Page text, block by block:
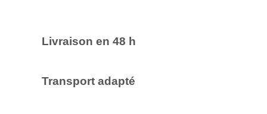
Livraison en 48 h
Transport adapté